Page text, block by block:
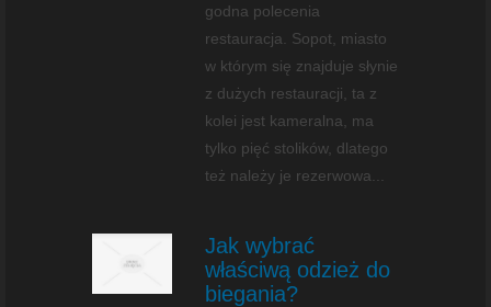
godna polecenia
restauracja. Sopot, miasto
w którym się znajduje słynie
z dużych restauracji, ta z
kolei jest kameralna, ma
tylko pięć stolików, dlatego
też należy je rezerwowa...
Jak wybrać
właściwą odzież do
biegania?